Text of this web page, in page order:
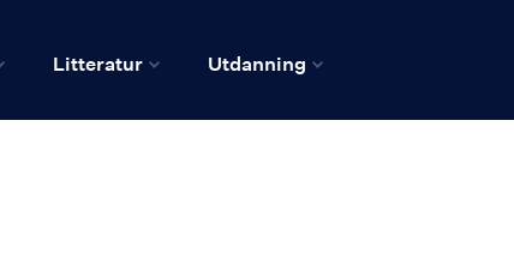
Litteratur Utdanning